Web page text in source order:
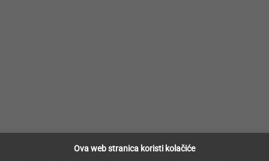
Ova web stranica koristi kolačiće